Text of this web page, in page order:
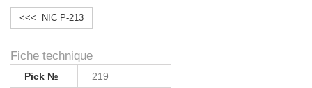
<<< NIC P-213
Fiche technique
Pick № 219